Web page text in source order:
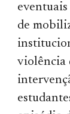
de
violência